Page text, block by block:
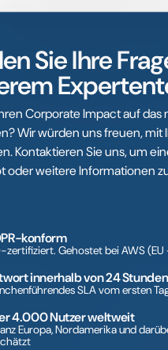
Sie Ihre
Corporate Impact auf das
Wir würden uns freuen, mit
Kontaktieren Sie uns, um
oder weitere Informationen
konform
zertifiziert. Gehostet bei AWS (EU
innerhalb von 24 Stunden
SLA vom ersten
4.000 Nutzer weltweit
Europa, Nordamerika und